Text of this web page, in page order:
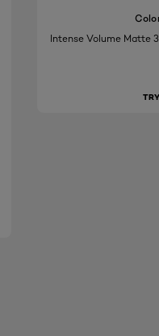
Intense Volume Matte